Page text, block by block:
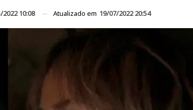
2022 10:08 Atualizado em 19/07/2022 20:54